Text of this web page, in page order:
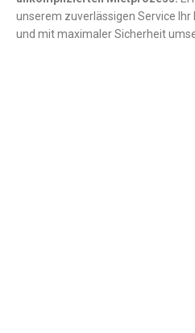
unserem zuverlässigen Service
und mit maximaler Sicherheit